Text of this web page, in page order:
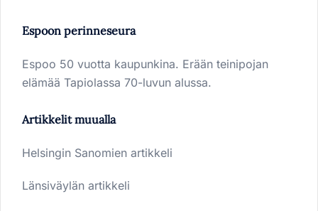
Espoon perinneseura
Espoo 50 vuotta kaupunkina. Erään teinipojan
elämää Tapiolassa 70-luvun alussa.
Artikkelit muualla
Helsingin Sanomien artikkeli
Länsiväylän artikkeli